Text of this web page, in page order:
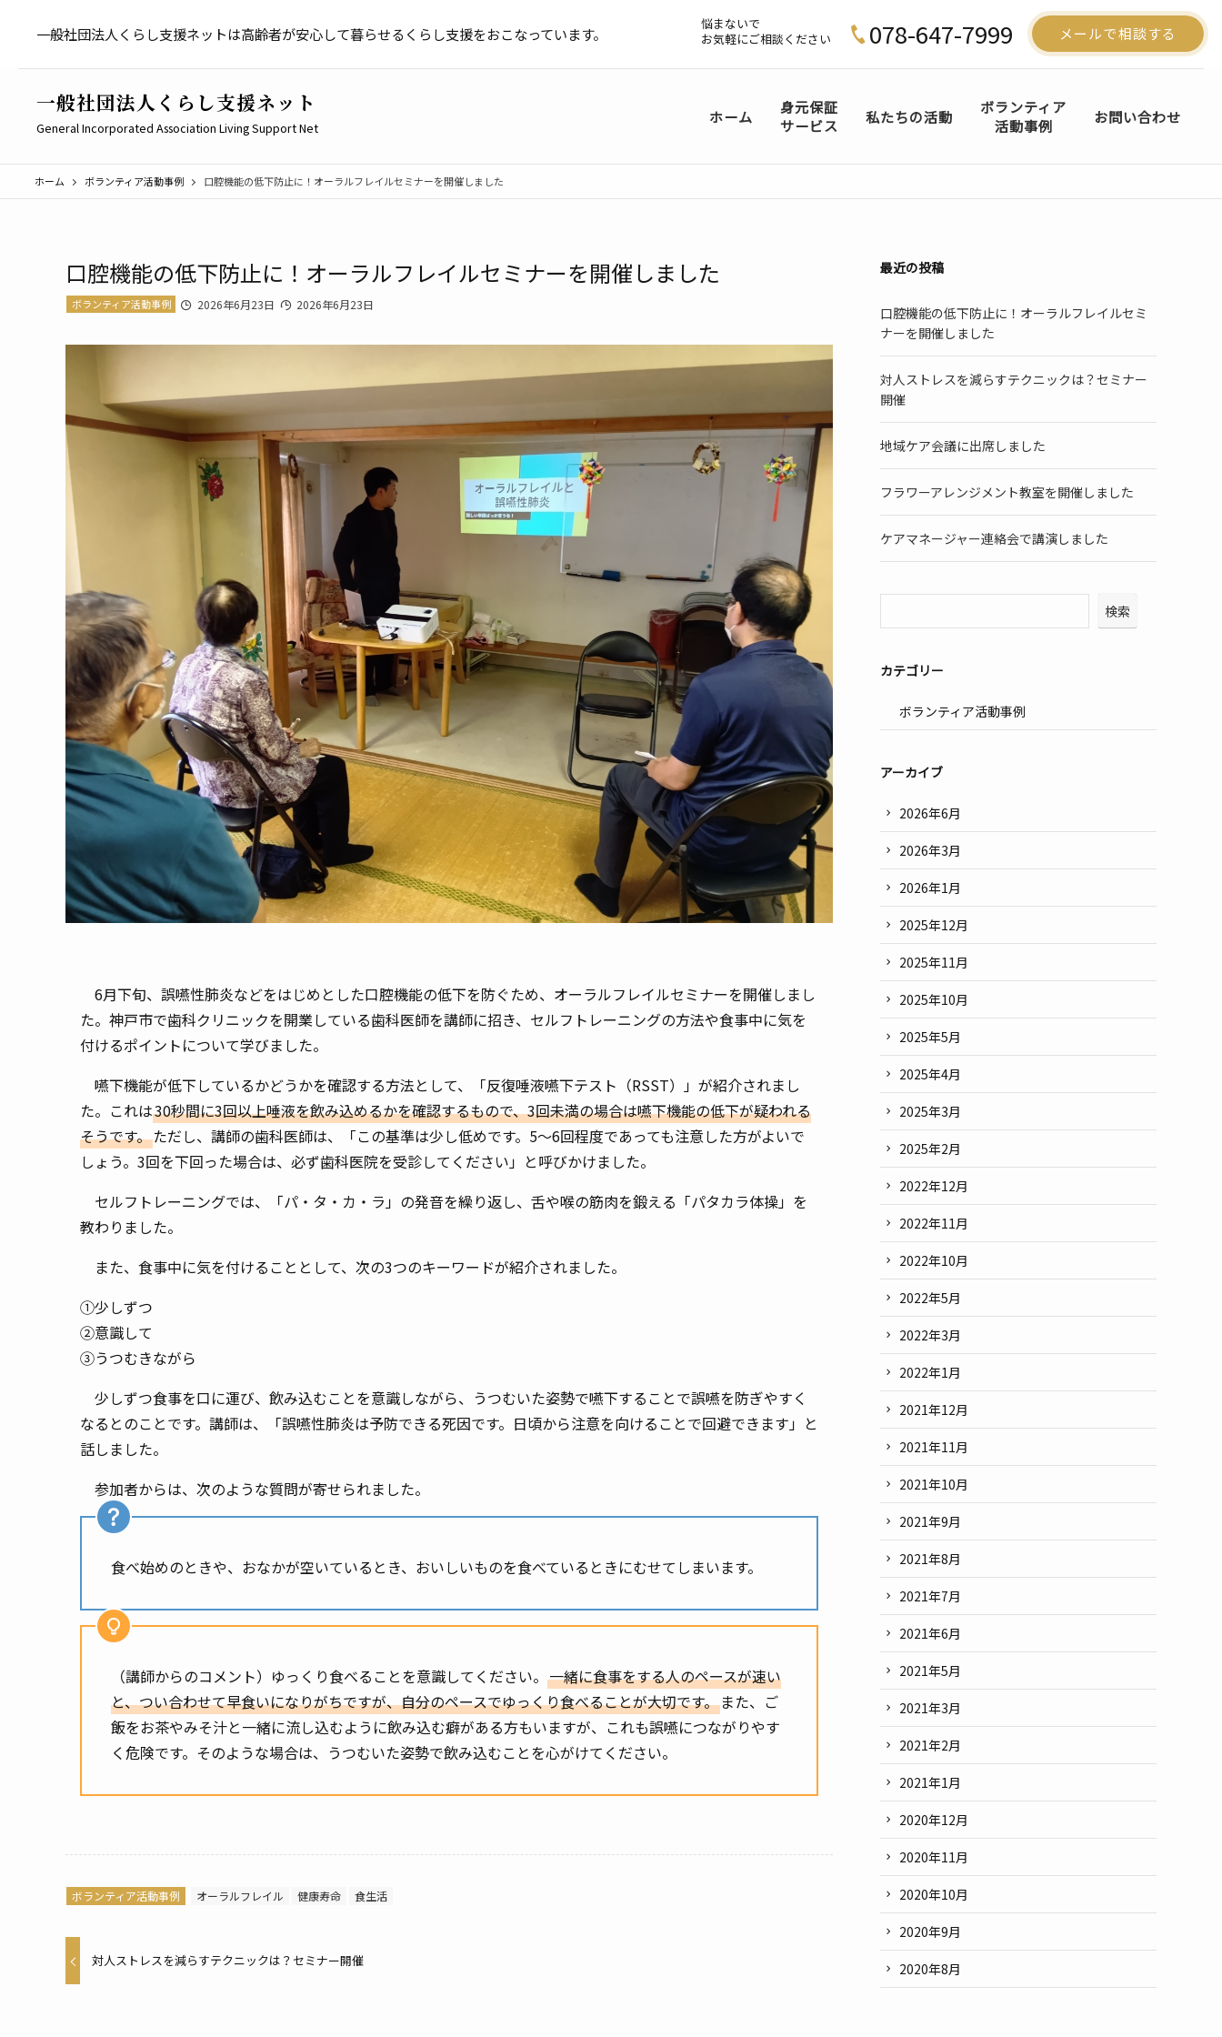
一般社団法人くらし支援ネットは高齢者が安心して暮らせるくらし支援をおこなっています。
悩まないで
お気軽にご相談ください
078-647-7999 メールで相談する
一般社団法人くらし支援ネット
General Incorporated Association Living Support Net
ホーム
身元保証
サービス
私たちの活動
ボランティア
活動事例
お問い合わせ
ホーム ボランティア活動事例 口腔機能の低下防止に！オーラルフレイルセミナーを開催しました
口腔機能の低下防止に！オーラルフレイルセミナーを開催しました
ボランティア活動事例 2026年6月23日 2026年6月23日
6月下旬、誤嚥性肺炎などをはじめとした口腔機能の低下を防ぐため、オーラルフレイルセミナーを開催しまし
た。神戸市で歯科クリニックを開業している歯科医師を講師に招き、セルフトレーニングの方法や食事中に気を
付けるポイントについて学びました。
嚥下機能が低下しているかどうかを確認する方法として、「反復唾液嚥下テスト（RSST）」が紹介されまし
た。これは30秒間に3回以上唾液を飲み込めるかを確認するもので、3回未満の場合は嚥下機能の低下が疑われる
そうです。ただし、講師の歯科医師は、「この基準は少し低めです。5～6回程度であっても注意した方がよいで
しょう。3回を下回った場合は、必ず歯科医院を受診してください」と呼びかけました。
セルフトレーニングでは、「パ・タ・カ・ラ」の発音を繰り返し、舌や喉の筋肉を鍛える「パタカラ体操」を
教わりました。
また、食事中に気を付けることとして、次の3つのキーワードが紹介されました。
①少しずつ
②意識して
③うつむきながら
少しずつ食事を口に運び、飲み込むことを意識しながら、うつむいた姿勢で嚥下することで誤嚥を防ぎやすく
なるとのことです。講師は、「誤嚥性肺炎は予防できる死因です。日頃から注意を向けることで回避できます」と
話しました。
参加者からは、次のような質問が寄せられました。
食べ始めのときや、おなかが空いているとき、おいしいものを食べているときにむせてしまいます。
（講師からのコメント）ゆっくり食べることを意識してください。 一緒に食事をする人のペースが速い
と、つい合わせて早食いになりがちですが、自分のペースでゆっくり食べることが大切です。 また、ご
飯をお茶やみそ汁と一緒に流し込むように飲み込む癖がある方もいますが、これも誤嚥につながりやす
く危険です。そのような場合は、うつむいた姿勢で飲み込むことを心がけてください。
ボランティア活動事例 オーラルフレイル 健康寿命 食生活
対人ストレスを減らすテクニックは？セミナー開催
最近の投稿
口腔機能の低下防止に！オーラルフレイルセミ
ナーを開催しました
対人ストレスを減らすテクニックは？セミナー
開催
地域ケア会議に出席しました
フラワーアレンジメント教室を開催しました
ケアマネージャー連絡会で講演しました
検索
カテゴリー
ボランティア活動事例
アーカイブ
2026年6月
2026年3月
2026年1月
2025年12月
2025年11月
2025年10月
2025年5月
2025年4月
2025年3月
2025年2月
2022年12月
2022年11月
2022年10月
2022年5月
2022年3月
2022年1月
2021年12月
2021年11月
2021年10月
2021年9月
2021年8月
2021年7月
2021年6月
2021年5月
2021年3月
2021年2月
2021年1月
2020年12月
2020年11月
2020年10月
2020年9月
2020年8月